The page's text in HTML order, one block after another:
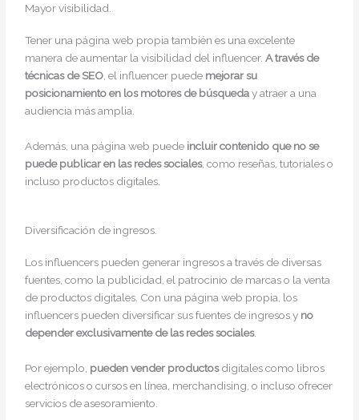
Mayor visibilidad.
Tener una página web propia también es una excelente
manera de aumentar la visibilidad del influencer.A través de
técnicas de SEO , el influencer puede mejorar su
posicionamiento en los motores de búsqueday atraer a una
audiencia más amplia.
Además, una página web puede incluir contenido que no se
puede publicar en las redes sociales, como reseñas, tutoriales o
incluso productos digitales.
Diversificación de ingresos.
Los influencers pueden generar ingresos a través de diversas
fuentes, como la publicidad, el patrocinio de marcas o la venta
de productos digitales. Con una página web propia, los
influencers pueden diversificar sus fuentes de ingresos y no
depender exclusivamente de las redes sociales.
Por ejemplo, pueden vender productosdigitalescomo libros
electrónicos o cursos en línea, merchandising, o incluso ofrecer
servicios de asesoramiento.